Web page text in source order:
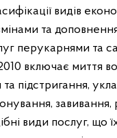
видів
змінами та
перукарнями та
включає миття
підстригання,
завивання,
види послуг, що